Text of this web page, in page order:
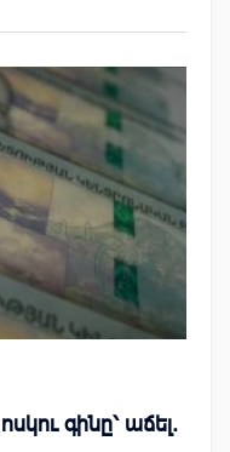
գինը՝ աճել.